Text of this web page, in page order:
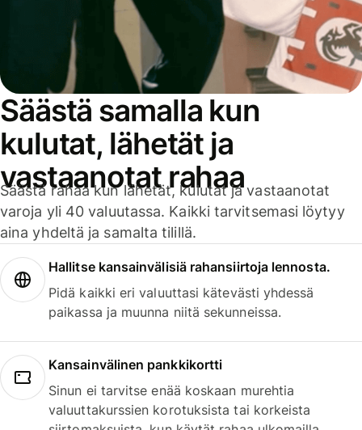
Säästä samalla kun
kulutat, lähetät ja
vastaanotat rahaa
Säästä rahaa kun lähetät, kulutat ja vastaanotat
varoja yli 40 valuutassa. Kaikki tarvitsemasi löytyy
aina yhdeltä ja samalta tilillä.
Hallitse kansainvälisiä rahansiirtoja lennosta.
Pidä kaikki eri valuuttasi kätevästi yhdessä
paikassa ja muunna niitä sekunneissa.
Kansainvälinen pankkikortti
Sinun ei tarvitse enää koskaan murehtia
valuuttakurssien korotuksista tai korkeista